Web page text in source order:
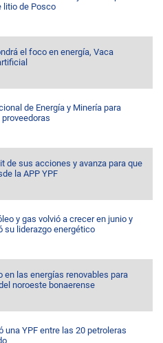
litio de Posco
el foco en energía, Vaca
de Energía y Minería para
de sus acciones y avanza para que
la APP YPF
y gas volvió a crecer en junio y
su liderazgo energético
en las energías renovables para
noroeste bonaerense
una YPF entre las 20 petroleras